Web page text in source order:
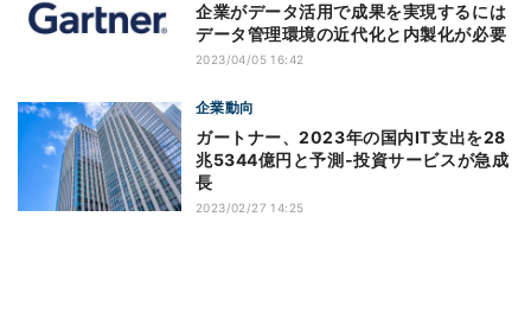
企業がデータ活用で成果を実現するには
データ管理環境の近代化と内製化が必要
2023/04/05 16:42
企業動向
ガートナー、2023年の国内IT支出を28
兆5344億円と予測‐投資サービスが急成
長
2023/02/27 14:25